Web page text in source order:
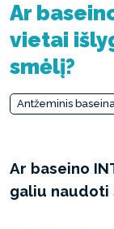
Ar
vietai
smėlį?
Antžeminis
Ar baseino
galiu naudoti